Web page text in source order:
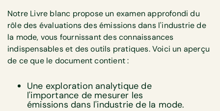
Notre Livre blanc propose un examen approfondi du
rôle des évaluations des émissions dans l'industrie de
la mode, vous fournissant des connaissances
indispensables et des outils pratiques. Voici un aperçu
de ce que le document contient :
Une exploration analytique de
l'importance de mesurer les
émissions dans l'industrie de la mode.